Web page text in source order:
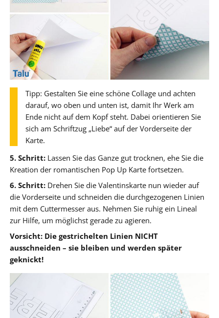
Tipp: Gestalten Sie eine schöne Collage und achten
darauf, wo oben und unten ist, damit Ihr Werk am
Ende nicht auf dem Kopf steht. Dabei orientieren Sie
sich am Schriftzug „Liebe“ auf der Vorderseite der
Karte.
5. Schritt: Lassen Sie das Ganze gut trocknen, ehe Sie die
Kreation der romantischen Pop Up Karte fortsetzen.
6. Schritt: Drehen Sie die Valentinskarte nun wieder auf
die Vorderseite und schneiden die durchgezogenen Linien
mit dem Cuttermesser aus. Nehmen Sie ruhig ein Lineal
zur Hilfe, um möglichst gerade zu agieren.
Vorsicht: Die gestrichelten Linien NICHT
ausschneiden – sie bleiben und werden später
geknickt!